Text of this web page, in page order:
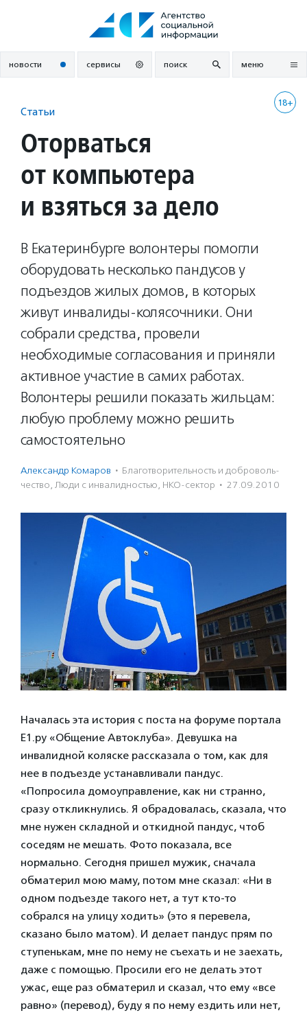
новости сервисы поиск меню
18+
Статьи
Оторваться
от компьютера
и взяться за дело
В Екатеринбурге волонтеры помогли
оборудовать несколько пандусов у
подъездов жилых домов, в которых
живут инвалиды-колясочники. Они
собрали средства, провели
необходимые согласования и приняли
активное участие в самих работах.
Волонтеры решили показать жильцам:
любую проблему можно решить
самостоятельно
Александр Комаров · Благотвори­тель­ность и доброволь­
чест­во, Люди с инвалидностью, НКО-сектор · 27.09.2010
Началась эта история с поста на форуме портала
Е1.ру «Общение Автоклуба». Девушка на
инвалидной коляске рассказала о том, как для
нее в подъезде устанавливали пандус.
«Попросила домоуправление, как ни странно,
сразу откликнулись. Я обрадовалась, сказала, что
мне нужен складной и откидной пандус, чтоб
соседям не мешать. Фото показала, все
нормально. Сегодня пришел мужик, сначала
обматерил мою маму, потом мне сказал: «Ни в
одном подъезде такого нет, а тут кто-то
собрался на улицу ходить» (это я перевела,
сказано было матом). И делает пандус прям по
ступенькам, мне по нему не съехать и не заехать,
даже с помощью. Просили его не делать этот
ужас, еще раз обматерил и сказал, что ему «все
равно» (перевод), буду я по нему ездить или нет,